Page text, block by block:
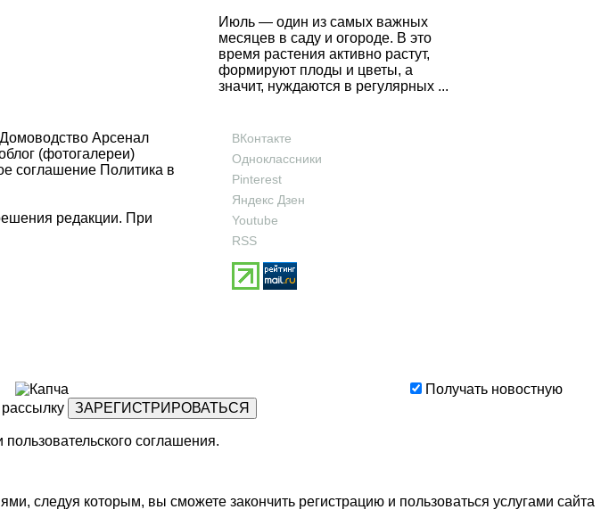
Июль — один из самых важных
месяцев в саду и огороде. В это
время растения активно растут,
формируют плоды и цветы, а
значит, нуждаются в регулярных ...
Домоводство Арсенал
(фотогалереи)
соглашение Политика в
редакции. При
ВКонтакте
Одноклассники
Pinterest
Яндекс Дзен
Youtube
RSS
Получать новостную
рассылку
пользовательского соглашения.
следуя которым, вы сможете закончить регистрацию и пользоваться услугами сайта